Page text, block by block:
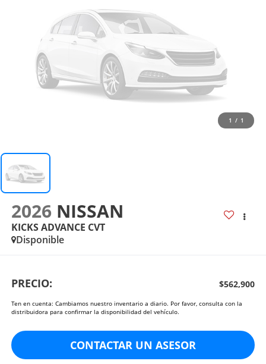
1 / 1
2026 NISSAN
KICKS ADVANCE CVT
Disponible
PRECIO: $562,900
Ten en cuenta: Cambiamos nuestro inventario a diario. Por favor, consulta con la
distribuidora para confirmar la disponibilidad del vehículo.
CONTACTAR UN ASESOR